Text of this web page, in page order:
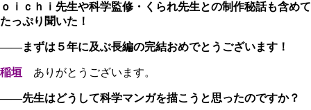
ｏｉｃｈｉ先生や科学監修・くられ先生との制作秘話も含めて
たっぷり聞いた！
――まずは５年に及ぶ長編の完結おめでとうございます！
稲垣 ありがとうございます。
――先生はどうして科学マンガを描こうと思ったのですか？